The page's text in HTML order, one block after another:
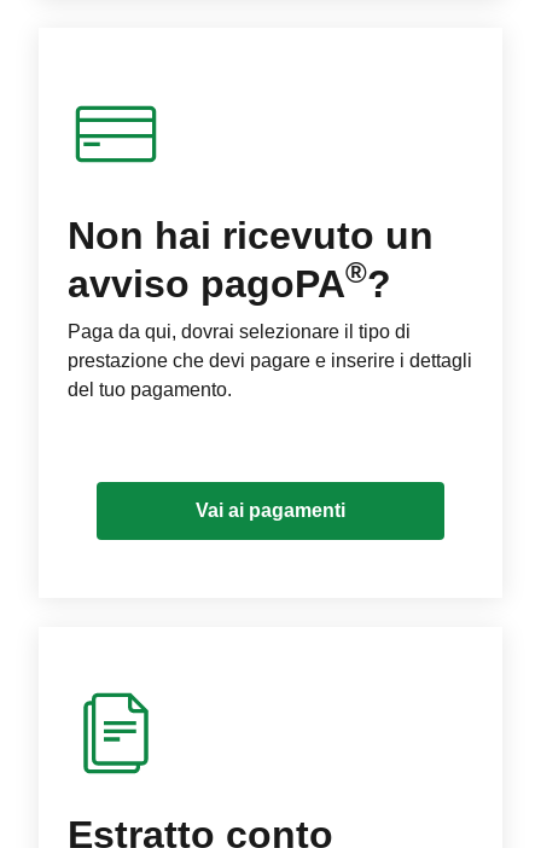
Non hai ricevuto un
avviso pagoPA®?
Paga da qui, dovrai selezionare il tipo di
prestazione che devi pagare e inserire i dettagli
del tuo pagamento.
Vai ai pagamenti
Estratto conto